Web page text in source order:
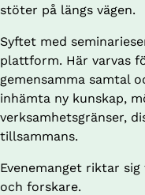
stöter på längs vägen.
Syftet med
plattform. Här varvas
gemensamma samtal
inhämta ny kunskap,
verksamhetsgränser,
tillsammans.
Evenemanget riktar
och forskare.